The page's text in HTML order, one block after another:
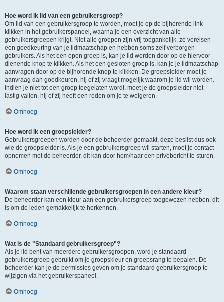
Hoe word ik lid van een gebruikersgroep?
Om lid van een gebruikersgroep te worden, moet je op de bijhorende link
klikken in het gebruikerspaneel, waarna je een overzicht van alle
gebruikersgroepen krijgt. Niet alle groepen zijn vrij toegankelijk, ze vereisen
een goedkeuring van je lidmaatschap en hebben soms zelf verborgen
gebruikers. Als het een open groep is, kan je lid worden door op de hiervoor
dienende knop te klikken. Als het een gesloten groep is, kan je je lidmaatschap
aanvragen door op de bijhorende knop te klikken. De groepsleider moet je
aanvraag dan goedkeuren, hij of zij vraagt mogelijk waarom je lid wil worden.
Indien je niet tot een groep toegelaten wordt, moet je de groepsleider niet
lastig vallen, hij of zij heeft een reden om je te weigeren.
Omhoog
Hoe word ik een groepsleider?
Gebruikersgroepen worden door de beheerder gemaakt, deze beslist dus ook
wie de groepsleider is. Als je een gebruikersgroep wil starten, moet je contact
opnemen met de beheerder, dit kan door hem/haar een privébericht te sturen.
Omhoog
Waarom staan verschillende gebruikersgroepen in een andere kleur?
De beheerder kan een kleur aan een gebruikersgroep toegewezen hebben, dit
is om de leden gemakkelijk te herkennen.
Omhoog
Wat is de "Standaard gebruikersgroep"?
Als je lid bent van meerdere gebruikersgroepen, word je standaard
gebruikersgroep gebruikt om je groepskleur en groepsrang te bepalen. De
beheerder kan je de permissies geven om je standaard gebruikersgroep te
wijzigen via het gebruikerspaneel.
Omhoog